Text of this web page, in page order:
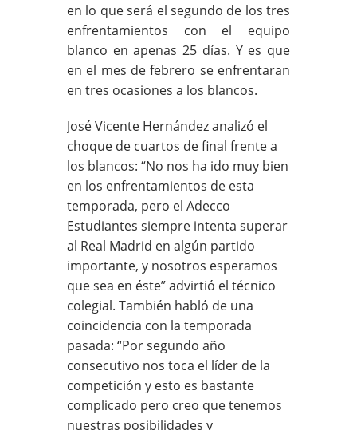
en lo que será el segundo de los tres
enfrentamientos con el equipo
blanco en apenas 25 días. Y es que
en el mes de febrero se enfrentaran
en tres ocasiones a los blancos.
José Vicente Hernández analizó el
choque de cuartos de final frente a
los blancos: “No nos ha ido muy bien
en los enfrentamientos de esta
temporada, pero el Adecco
Estudiantes siempre intenta superar
al Real Madrid en algún partido
importante, y nosotros esperamos
que sea en éste” advirtió el técnico
colegial. También habló de una
coincidencia con la temporada
pasada: “Por segundo año
consecutivo nos toca el líder de la
competición y esto es bastante
complicado pero creo que tenemos
nuestras posibilidades y